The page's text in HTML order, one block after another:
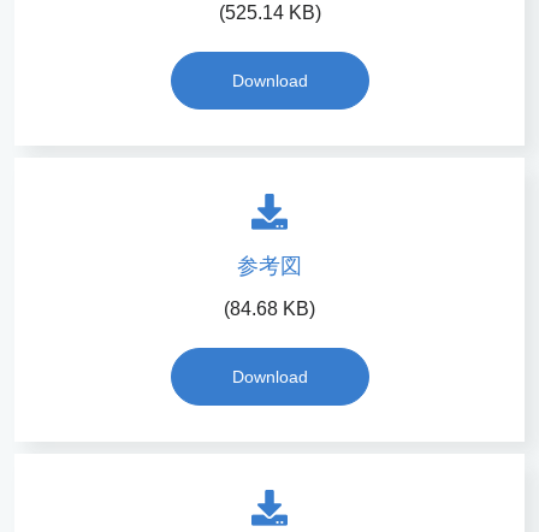
(525.14 KB)
Download
参考図
(84.68 KB)
Download